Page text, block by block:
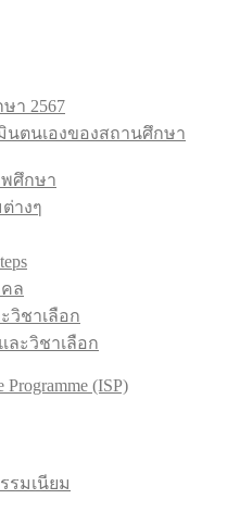
า 2567
นตนเองของสถานศึกษา
ศึกษา
างๆ
ล
วิชาเลือก
ละวิชาเลือก
Programme (ISP)
รมเนียม